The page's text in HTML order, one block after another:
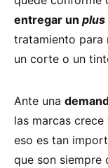
entregar un plus
tratamiento para
un corte o un
Ante una
las marcas
eso es tan
que son siempre